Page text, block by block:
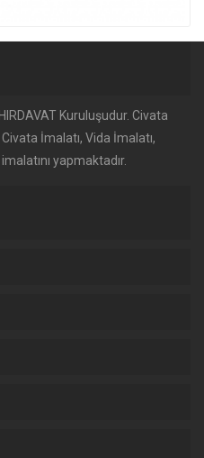
Kuruluşudur. Civata
İmalatı, Vida İmalatı,
yapmaktadır.